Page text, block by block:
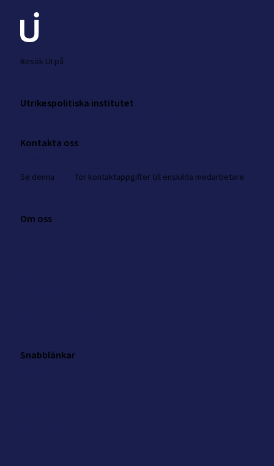
Besök UI på
Utrikespolitiska institutet
Kontakta oss
Se denna för kontaktuppgifter till enskilda medarbetare.
Om oss
Snabblänkar